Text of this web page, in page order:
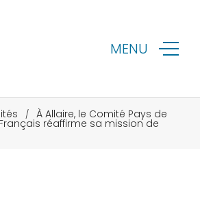
MENU
/ À Allaire, le Comité Pays de
réaffirme sa mission de